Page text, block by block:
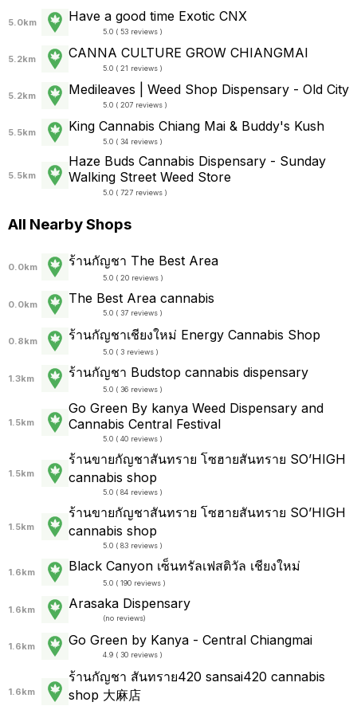
5.0km Have a good time Exotic CNX
5.0 ( 53 reviews )
5.2km CANNA CULTURE GROW CHIANGMAI
5.0 ( 21 reviews )
5.2km Medileaves | Weed Shop Dispensary - Old City
5.0 ( 207 reviews )
5.5km King Cannabis Chiang Mai & Buddy's Kush
5.0 ( 34 reviews )
5.5km
Haze Buds Cannabis Dispensary - Sunday
Walking Street Weed Store
5.0 ( 727 reviews )
All Nearby Shops
0.0km ร้านกัญชา The Best Area
5.0 ( 20 reviews )
0.0km The Best Area cannabis
5.0 ( 37 reviews )
0.8km ร้านกัญชาเชียงใหม่ Energy Cannabis Shop
5.0 ( 3 reviews )
1.3km ร้านกัญชา Budstop cannabis dispensary
5.0 ( 36 reviews )
1.5km
Go Green By kanya Weed Dispensary and
Cannabis Central Festival
5.0 ( 40 reviews )
1.5km
ร้านขายกัญชาสันทราย โซฮายสันทราย SO’HIGH
cannabis shop
5.0 ( 84 reviews )
1.5km
ร้านขายกัญชาสันทราย โซฮายสันทราย SO’HIGH
cannabis shop
5.0 ( 83 reviews )
1.6km Black Canyon เซ็นทรัลเฟสติวัล เชียงใหม่
5.0 ( 190 reviews )
1.6km Arasaka Dispensary
(no reviews)
1.6km Go Green by Kanya - Central Chiangmai
4.9 ( 30 reviews )
1.6km
ร้านกัญชา สันทราย420 sansai420 cannabis
shop 大麻店